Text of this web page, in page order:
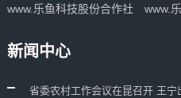
www.乐鱼科技股份合作社 www.
新闻中心
省委农村工作会议在昆召开 王宁